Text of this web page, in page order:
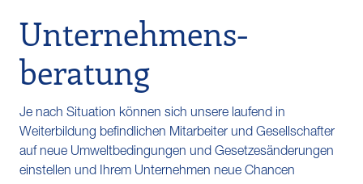
Unternehmens­
beratung
Je nach Situation können sich unsere laufend in
Weiterbildung befindlichen Mitarbeiter und Gesellschafter
auf neue Umweltbedingungen und Gesetzesänderungen
einstellen und Ihrem Unternehmen neue Chancen